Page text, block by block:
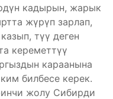
кадырын, жарык
жүрүп зарлап,
түү деген
кереметтүү
караанына
билбесе керек.
жолу Сибирди